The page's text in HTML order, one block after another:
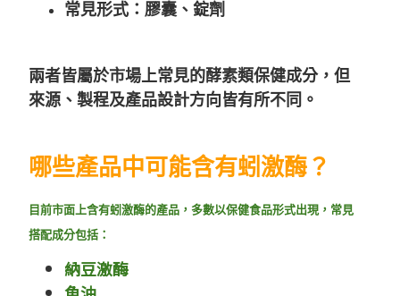
常見形式：膠囊、錠劑
兩者皆屬於市場上常見的酵素類保健成分，但
來源、製程及產品設計方向皆有所不同。
哪些產品中可能含有蚓激酶？
目前市面上含有蚓激酶的產品，多數以保健食品形式出現，常見
搭配成分包括：
納豆激酶